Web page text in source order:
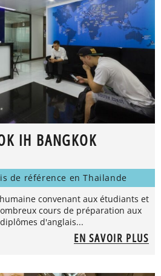
IH BANGKOK
de référence en Thailande
convenant aux étudiants et
cours de préparation aux
d'anglais...
EN SAVOIR PLUS